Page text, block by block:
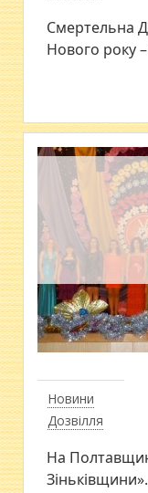
Смертельна
Нового року
Новини
Дозвілля
На
Зіньківщини».